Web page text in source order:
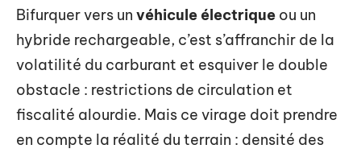
Bifurquer vers un véhicule électrique ou un
hybride rechargeable, c’est s’affranchir de la
volatilité du carburant et esquiver le double
obstacle : restrictions de circulation et
fiscalité alourdie. Mais ce virage doit prendre
en compte la réalité du terrain : densité des